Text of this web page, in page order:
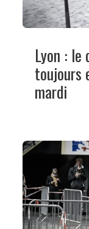
Lyon : le
toujours
mardi